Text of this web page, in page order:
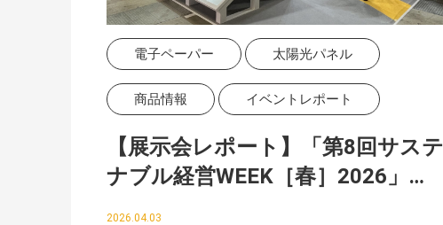
電子ペーパー 太陽光パネル
商品情報 イベントレポート
【展示会レポート】「第8回サステ
ナブル経営WEEK［春］2026」に
2026.04.03